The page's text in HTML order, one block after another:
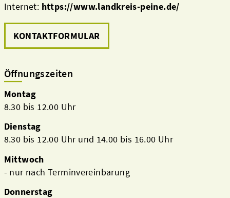
Internet: https://www.landkreis-peine.de/
KONTAKTFORMULAR
Öffnungszeiten
Montag
8.30 bis 12.00 Uhr
Dienstag
8.30 bis 12.00 Uhr und 14.00 bis 16.00 Uhr
Mittwoch
- nur nach Terminvereinbarung
Donnerstag